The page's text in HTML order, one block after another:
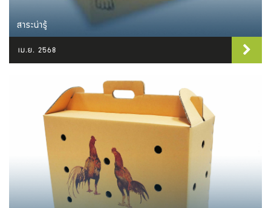
สาระน่ารู้
เม.ย. 2568